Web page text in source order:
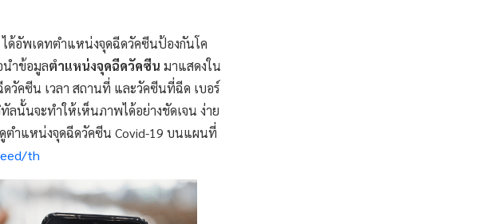
ด้อัพเดทตำแหน่งจุดฉีดวัคซีนป้องกันโค
นำข้อมูลตำแหน่งจุดฉีดวัคซีน มาแสดงใน
วัคซีน เวลา สถานที่ และวัคซีนที่ฉีด เบอร์
นั้นจะทำให้เห็นภาพได้อย่างชัดเจน ง่าย
ดูตำแหน่งจุดฉีดวัคซีน Covid-19 บนแผนที่
th